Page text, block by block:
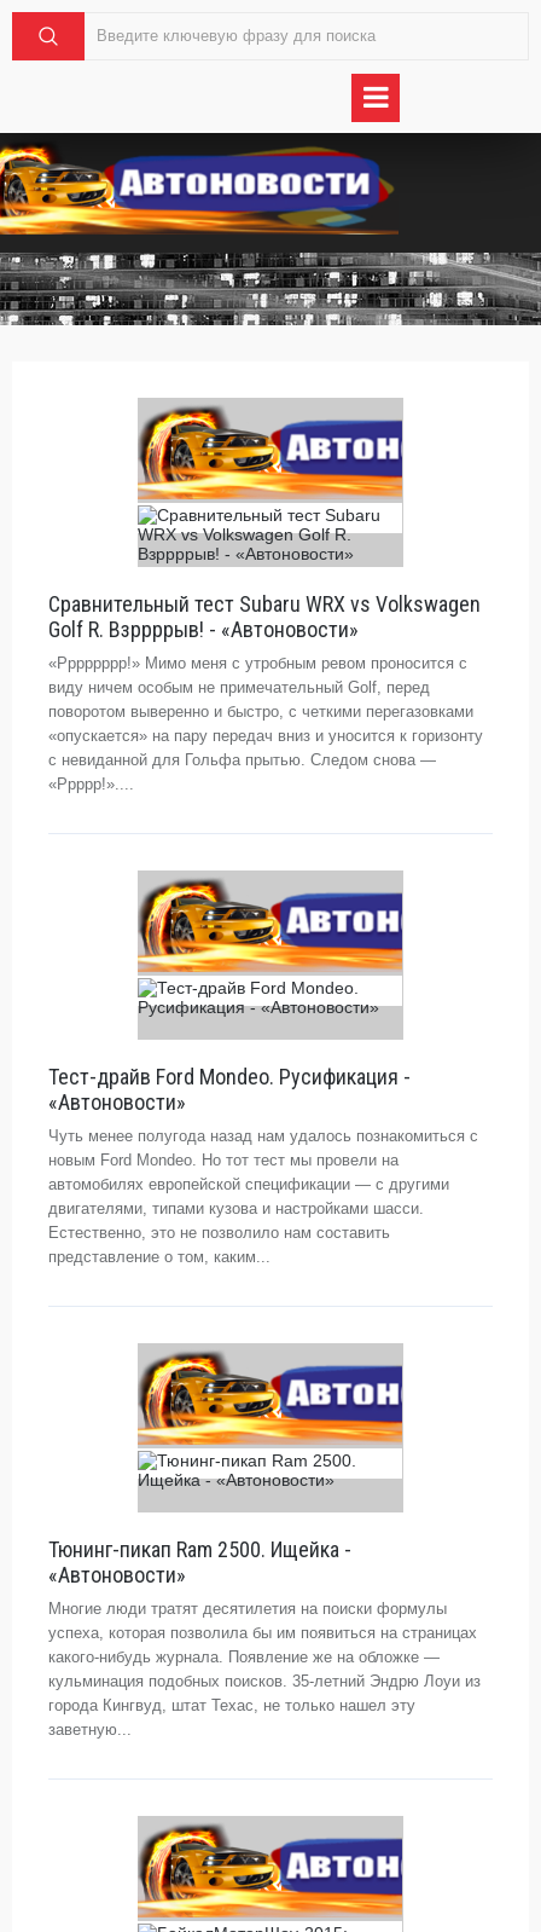
Сравнительный тест Subaru WRX vs Volkswagen
Golf R. Взррррыв! - «Автоновости»
«Рррррррр!» Мимо меня с утробным ревом проносится с
виду ничем особым не примечательный Golf, перед
поворотом выверенно и быстро, с четкими перегазовками
«опускается» на пару передач вниз и уносится к горизонту
с невиданной для Гольфа прытью. Следом снова —
«Ррррр!»....
Тест-драйв Ford Mondeo. Русификация -
«Автоновости»
Чуть менее полугода назад нам удалось познакомиться с
новым Ford Mondeo. Но тот тест мы провели на
автомобилях европейской спецификации — с другими
двигателями, типами кузова и настройками шасси.
Естественно, это не позволило нам составить
представление о том, каким...
Тюнинг-пикап Ram 2500. Ищейка -
«Автоновости»
Многие люди тратят десятилетия на поиски формулы
успеха, которая позволила бы им появиться на страницах
какого-нибудь журнала. Появление же на обложке —
кульминация подобных поисков. 35-летний Эндрю Лоуи из
города Кингвуд, штат Техас, не только нашел эту
заветную...